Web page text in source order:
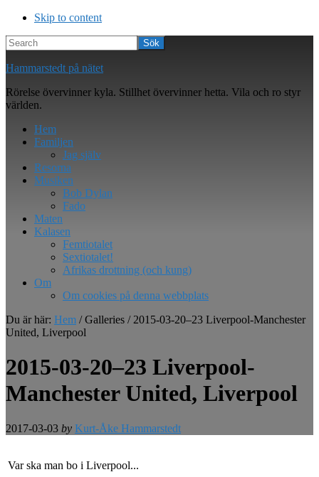
Skip to content
Search
Hammarstedt på nätet
Rörelse övervinner kyla. Stillhet övervinner hetta. Vila och ro styr
världen.
Hem
Familjen
Jag själv
Resorna
Musiken
Bob Dylan
Fado
Maten
Kalasen
Femtiotalet
Sextiotalet!
Afrikas drottning (och kung)
Om
Om cookies på denna webbplats
Du är här: Hem /Galleries /2015-03-20–23 Liverpool-Manchester
United, Liverpool
2015-03-20–23 Liverpool-
Manchester United, Liverpool
2017-03-03 by Kurt-Åke Hammarstedt
Var ska man bo i Liverpool...